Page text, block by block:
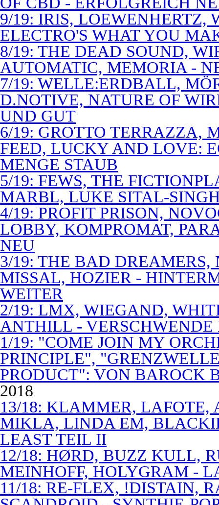
9/19: IRIS, LOEWENHERTZ,
ELECTRO'S WHAT YOU
8/19: THE DEAD SOUND,
AUTOMATIC, MEMORIA -
7/19: WELLE:ERDBALL,
D.NOTIVE, NATURE OF
UND GUT
6/19: GROTTO TERRAZZA,
FEED, LUCKY AND LOVE:
MENGE STAUB
5/19: FEWS, THE
MARBL, LUKE SITAL-
4/19: PROFIT PRISON,
LOBBY, KOMPROMAT,
NEU
3/19: THE BAD
MISSAL, HOZIER -
WEITER
2/19: LMX, WIEGAND,
ANTHILL -
1/19: "COME JOIN MY
PRINCIPLE",
PRODUCT": VON BAROCK
2018
13/18: KLAMMER,
MIKLA, LINDA EM,
LEAST TEIL II
12/18: HØRD, BUZZ KULL,
MEINHOFF, HOLYGRAM -
11/18: RE-FLEX, !DISTAIN,